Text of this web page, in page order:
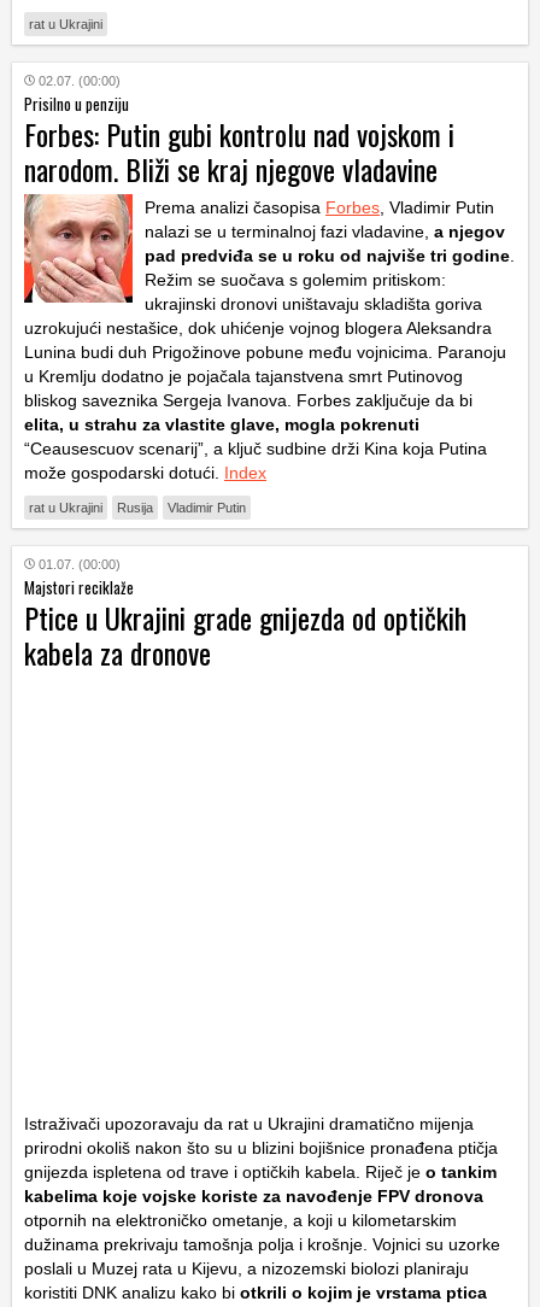
rat u Ukrajini
02.07. (00:00)
Prisilno u penziju
Forbes: Putin gubi kontrolu nad vojskom i
narodom. Bliži se kraj njegove vladavine
Prema analizi časopisa Forbes , Vladimir Putin
nalazi se u terminalnoj fazi vladavine, a njegov
pad predviđa se u roku od najviše tri godine
Režim se suočava s golemim pritiskom:
ukrajinski dronovi uništavaju skladišta goriva
uzrokujući nestašice, dok uhićenje vojnog blogera Aleksandra
Lunina budi duh Prigožinove pobune među vojnicima. Paranoju
u Kremlju dodatno je pojačala tajanstvena smrt Putinovog
bliskog saveznika Sergeja Ivanova. Forbes zaključuje da bi
elita, u strahu za vlastite glave, mogla pokrenuti
“Ceausescuov scenarij”, a ključ sudbine drži Kina koja Putina
može gospodarski dotući. Index
rat u Ukrajini Rusija Vladimir Putin
01.07. (00:00)
Majstori reciklaže
Ptice u Ukrajini grade gnijezda od optičkih
kabela za dronove
Istraživači upozoravaju da rat u Ukrajini dramatično mijenja
prirodni okoliš nakon što su u blizini bojišnice pronađena ptičja
gnijezda ispletena od trave i optičkih kabela. Riječ je o tankim
kabelima koje vojske koriste za navođenje FPV dronova
otpornih na elektroničko ometanje, a koji u kilometarskim
dužinama prekrivaju tamošnja polja i krošnje. Vojnici su uzorke
poslali u Muzej rata u Kijevu, a nizozemski biolozi planiraju
koristiti DNK analizu kako bi otkrili o kojim je vrstama ptica